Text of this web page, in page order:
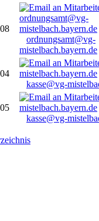
ordnungsamt@vg-
mistelbach.bayern.de
kasse@vg-
kasse@vg-